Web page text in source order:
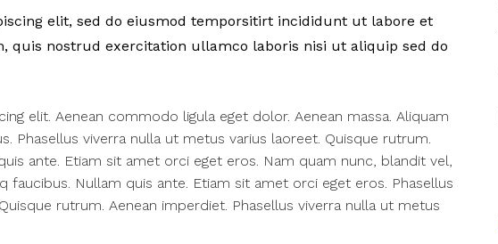
elit, sed do eiusmod temporsitirt incididunt ut labore et
quis nostrud exercitation ullamco laboris nisi ut aliquip sed do
elit. Aenean commodo ligula eget dolor. Aenean massa. Aliquam
Phasellus viverra nulla ut metus varius laoreet. Quisque rutrum.
ante. Etiam sit amet orci eget eros. Nam quam nunc, blandit vel,
faucibus. Nullam quis ante. Etiam sit amet orci eget eros. Phasellus
rutrum. Aenean imperdiet. Phasellus viverra nulla ut metus